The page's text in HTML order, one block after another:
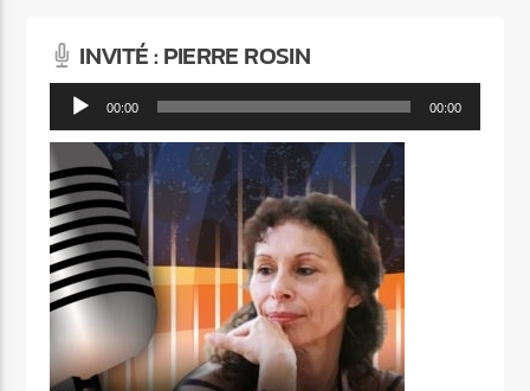
INVITÉ : PIERRE ROSIN
Lecteur
audio
00:00 00:00